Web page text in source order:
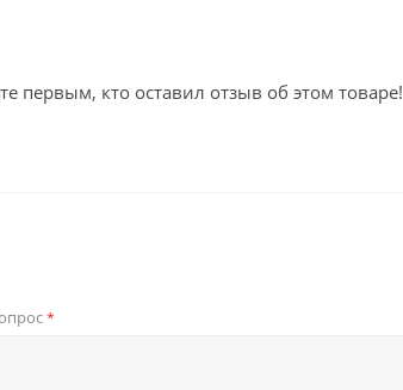
первым, кто оставил отзыв об этом товаре!
*